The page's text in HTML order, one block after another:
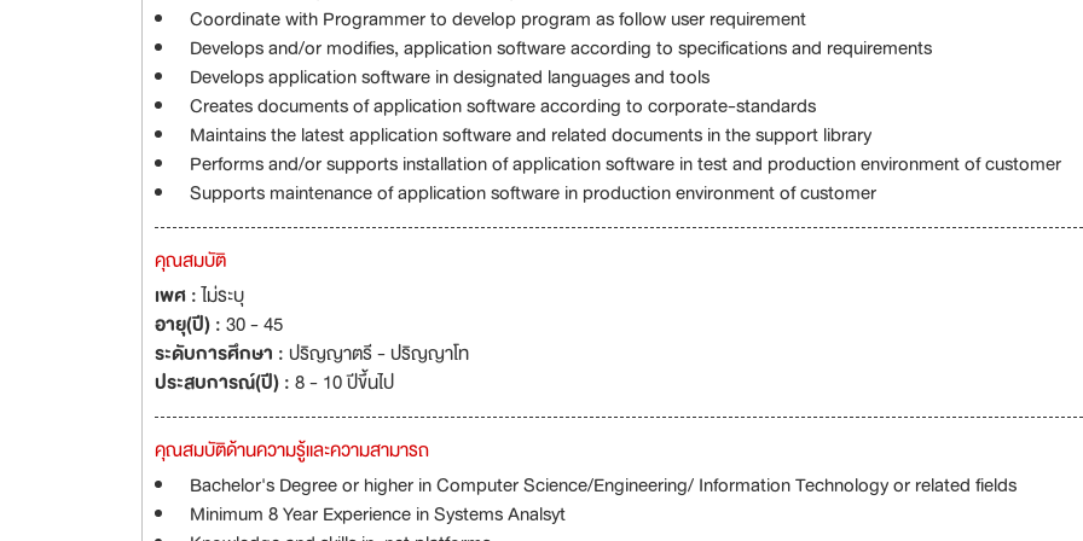
Coordinate with Programmer to develop program as follow user requirement
Develops and/or modifies, application software according to specifications and requirements
Develops application software in designated languages and tools
Creates documents of application software according to corporate-standards
Maintains the latest application software and related documents in the support library
Performs and/or supports installation of application software in test and production environment of customer
Supports maintenance of application software in production environment of customer
คุณสมบัติ
เพศ :ไม่ระบุ
อายุ(ปี) :30 - 45
ระดับการศึกษา :ปริญญาตรี - ปริญญาโท
ประสบการณ์(ปี) :8 - 10 ปีขึ้นไป
คุณสมบัติด้านความรู้และความสามารถ
Bachelor's Degree or higher in Computer Science/Engineering/ Information Technology or related fields
Minimum 8 Year Experience in Systems Analsyt